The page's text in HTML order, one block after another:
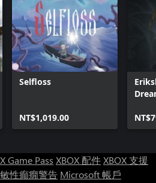
Selfloss
NT$1,019.00
Game Pass XBOX 配件XBOX 支援
性癲癇警告 Microsoft 帳戶